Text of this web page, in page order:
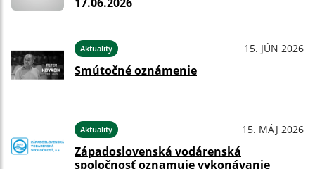
Aktuality 15. JÚN 2026
Smútočné oznámenie
Aktuality 15. MÁJ 2026
Západoslovenská vodárenská
spoločnosť oznamuje vykonávanie